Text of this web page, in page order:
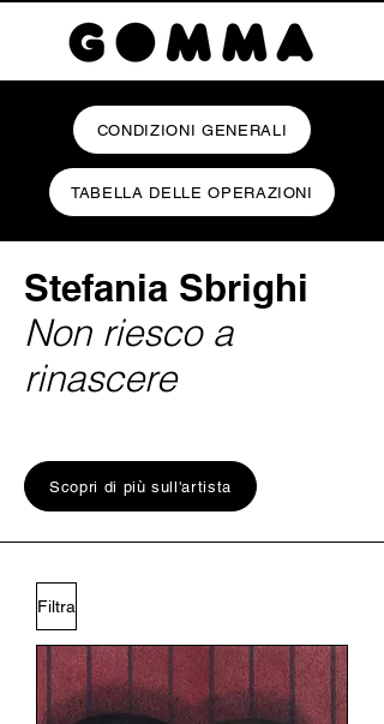
CONDIZIONI GENERALI
TABELLA DELLE OPERAZIONI
Stefania Sbrighi
Non riesco a
rinascere
Scopri di più sull'artista
Filtra